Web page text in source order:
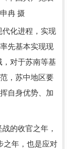
冉 摄
化进程，实现
先基本实现现
，对于苏南等基
，苏中地区要
自身优势、加
的收官之年，
之年，也是应对